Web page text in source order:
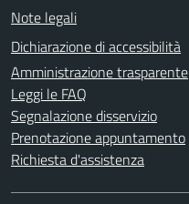
Note legali
Dichiarazione di accessibilità
Amministrazione trasparente
Leggi le FAQ
Segnalazione disservizio
Prenotazione appuntamento
Richiesta d'assistenza